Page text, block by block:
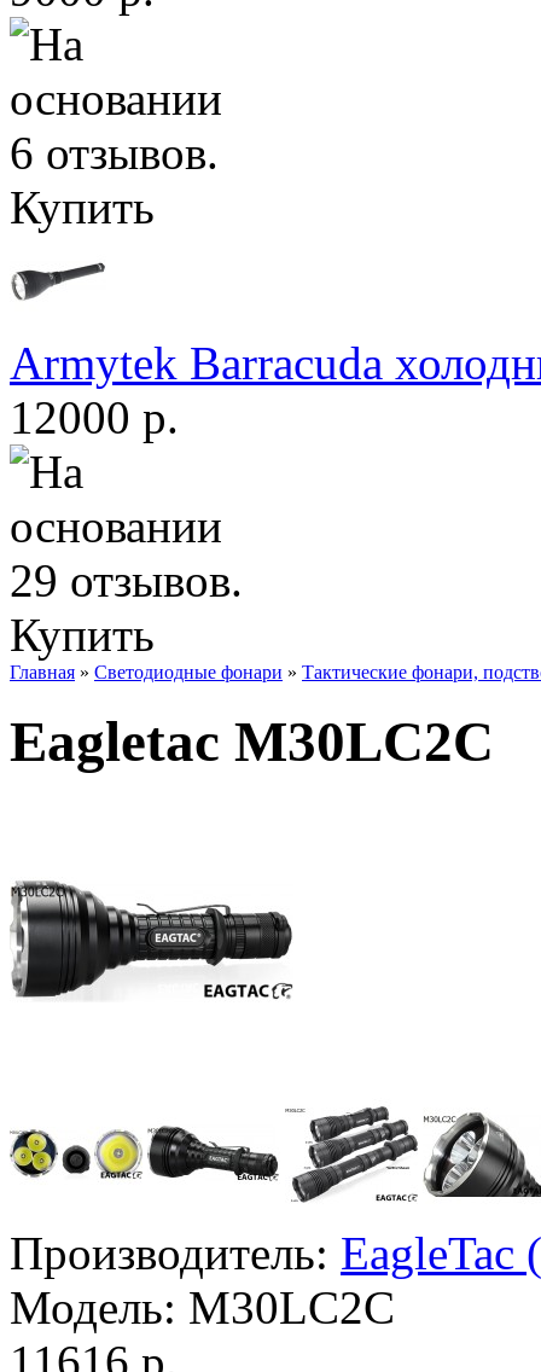
Купить
Armytek Barracuda
12000 р.
Купить
Главная » Светодиодные фонари » Тактические фонари,
Eagletac M30LC2C
Производитель: EagleTac
Модель: M30LC2C